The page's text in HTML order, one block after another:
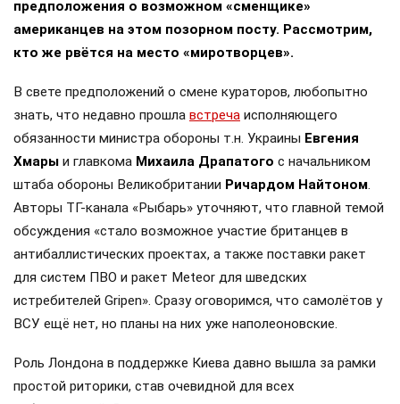
предположения о возможном «сменщике»
американцев на этом позорном посту. Рассмотрим,
кто же рвётся на место «миротворцев».
В свете предположений о смене кураторов, любопытно
знать, что недавно прошла встреча исполняющего
обязанности министра обороны т.н. Украины Евгения
Хмары и главкома Михаила Драпатого с начальником
штаба обороны Великобритании Ричардом Найтоном.
Авторы ТГ-канала «Рыбарь» уточняют, что главной темой
обсуждения «стало возможное участие британцев в
антибаллистических проектах, а также поставки ракет
для систем ПВО и ракет Meteor для шведских
истребителей Gripen». Сразу оговоримся, что самолётов у
ВСУ ещё нет, но планы на них уже наполеоновские.
Роль Лондона в поддержке Киева давно вышла за рамки
простой риторики, став очевидной для всех